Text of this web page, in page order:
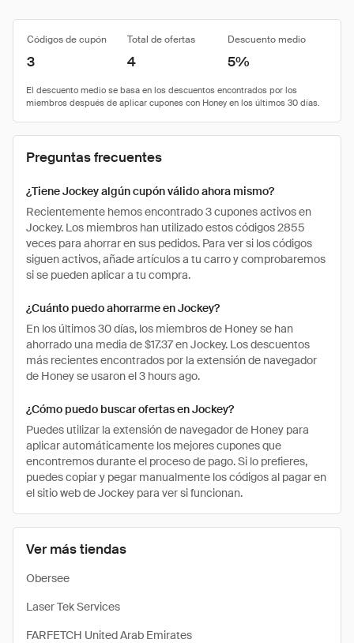
Ver más tiendas
Obersee
Laser Tek Services
FARFETCH United Arab Emirates
Códigos de cupón Total de ofertas Descuento medio
3 4 5%
Preguntas frecuentes
¿Tiene Jockey algún cupón válido ahora mismo?
Recientemente hemos encontrado 3 cupones activos en
Jockey. Los miembros han utilizado estos códigos 2855
veces para ahorrar en sus pedidos. Para ver si los códigos
siguen activos, añade artículos a tu carro y comprobaremos
si se pueden aplicar a tu compra.
¿Cuánto puedo ahorrarme en Jockey?
En los últimos 30 días, los miembros de Honey se han
ahorrado una media de $17.37 en Jockey. Los descuentos
más recientes encontrados por la extensión de navegador
de Honey se usaron el 3 hours ago.
¿Cómo puedo buscar ofertas en Jockey?
Puedes utilizar la extensión de navegador de Honey para
aplicar automáticamente los mejores cupones que
encontremos durante el proceso de pago. Si lo prefieres,
puedes copiar y pegar manualmente los códigos al pagar en
el sitio web de Jockey para ver si funcionan.